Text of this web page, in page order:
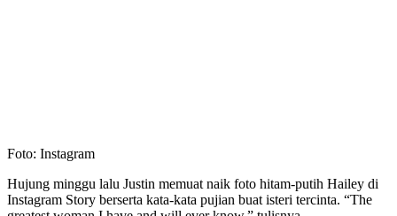
Foto: Instagram
Hujung minggu lalu Justin memuat naik foto hitam-putih Hailey di
Instagram Story berserta kata-kata pujian buat isteri tercinta. “The